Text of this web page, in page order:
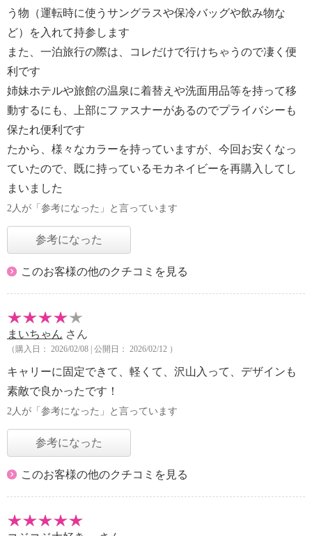
う物（運転時に使うサングラスや保冷バッグや飲み物な
ど）を入れて持参します
また、一泊旅行の際は、コレだけで行けちゃうので凄く便
利です
姉妹ホテルや旅館の温泉に着替えや洗面用品等を持って移
動するにも、上部にファスナーがあるのでプライバシーも
保たれ便利です
たから、様々なカラーを持っていますが、今回お安くなっ
ていたので、既に持っているモカネイビーを再購入してし
まいました
2人が「参考になった」と言っています
参考になった
このお客様の他のクチコミを見る
まいちゃん さん
（購入日： 2026/02/08 | 公開日： 2026/02/12 ）
キャリーに固定できて、軽くて、沢山入って、デザインも
素敵で良かったです！
2人が「参考になった」と言っています
参考になった
このお客様の他のクチコミを見る